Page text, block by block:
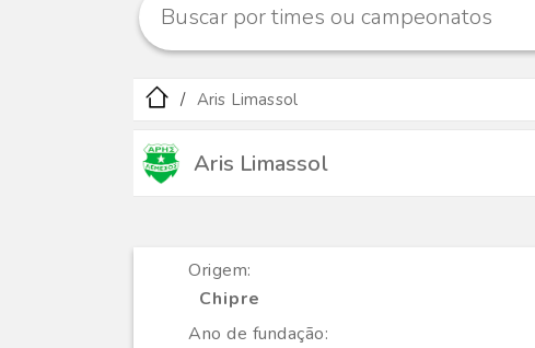
Aris Limassol
Aris Limassol
Origem:
Chipre
Ano de fundação: